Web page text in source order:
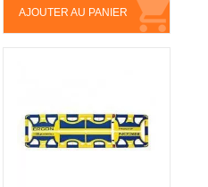
AJOUTER AU PANIER